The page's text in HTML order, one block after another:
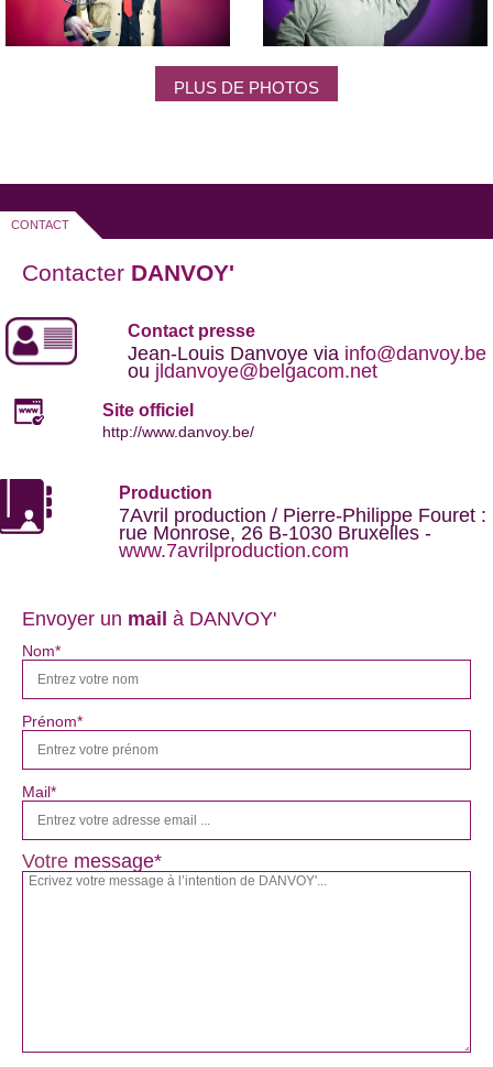
PLUS DE PHOTOS
CONTACT
Contacter DANVOY'
Contact presse
Jean-Louis Danvoye via info@danvoy.be
ou jldanvoye@belgacom.net
Site officiel
http://www.danvoy.be/
Production
7Avril production / Pierre-Philippe Fouret :
rue Monrose, 26 B-1030 Bruxelles -
www.7avrilproduction.com
Envoyer un mail à DANVOY'
Nom*
Prénom*
Mail*
Votre message*